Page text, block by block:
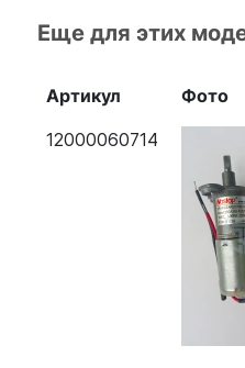
Пароконвектомат
Еще для этих
Артикул Фото
12000060714